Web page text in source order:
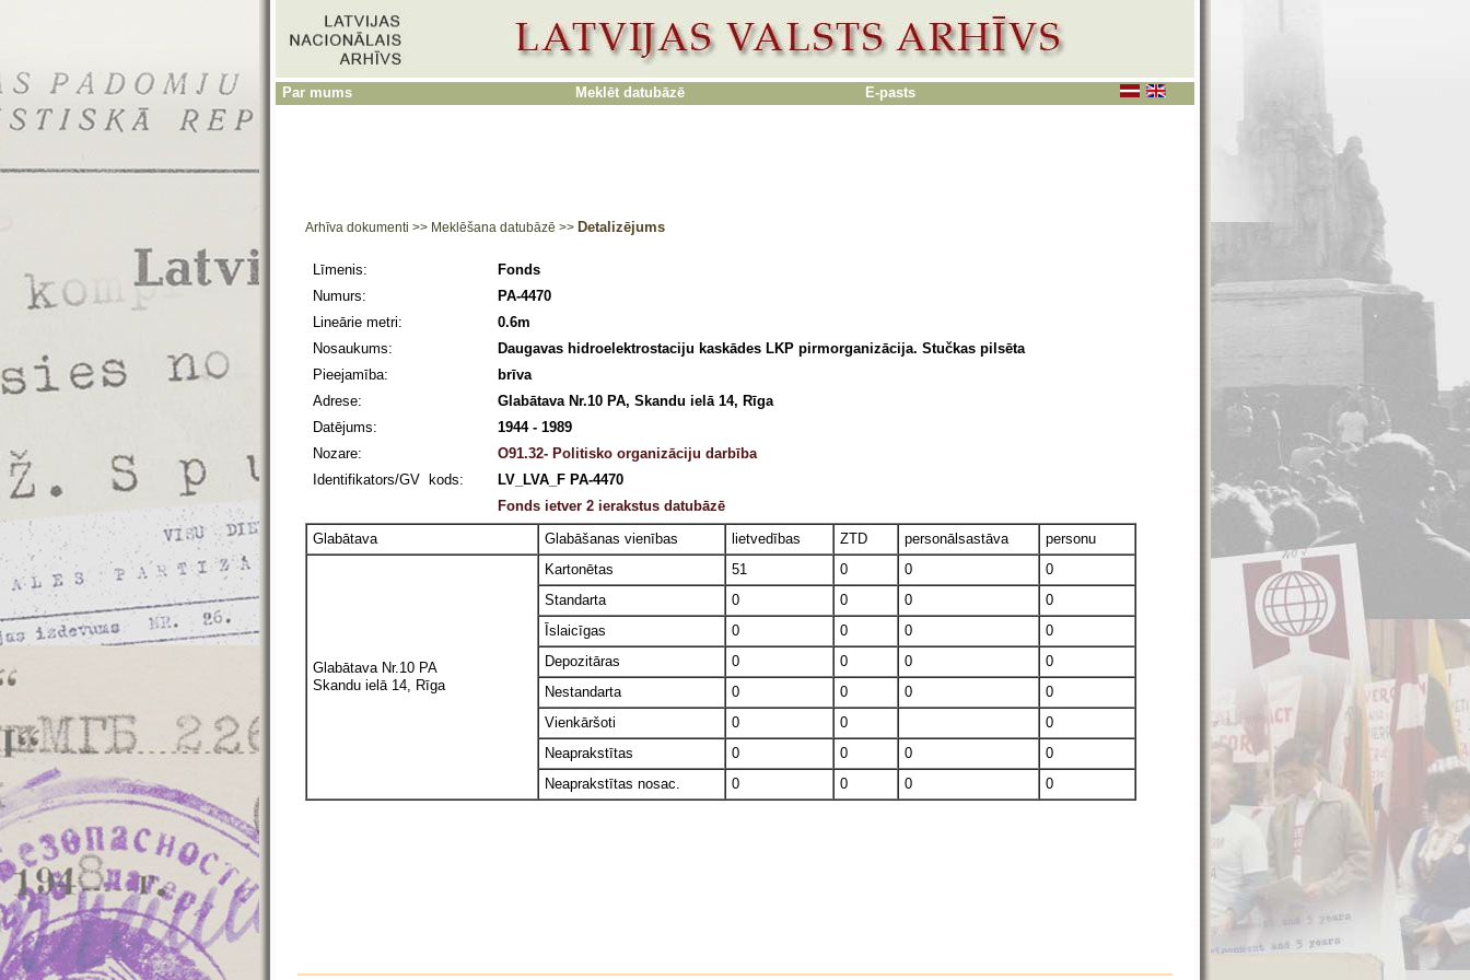
Par mums Meklēt datubāzē E-pasts
Arhīva dokumenti >> Meklēšana datubāzē >> Detalizējums
Līmenis:
Fonds
Numurs:
PA-4470
Lineārie metri:
0.6m
Nosaukums:
Daugavas hidroelektrostaciju kaskādes LKP pirmorganizācija. Stučkas pilsēta
Pieejamība:
brīva
Adrese:
Glabātava Nr.10 PA, Skandu ielā 14, Rīga
Datējums:
1944 - 1989
Nozare:
O91.32- Politisko organizāciju darbība
Identifikators/GV kods:
LV_LVA_F PA-4470
Fonds ietver 2 ierakstus datubāzē
Glabātava
Glabāšanas vienības lietvedības ZTD personālsastāva personu
Glabātava Nr.10 PA
Skandu ielā 14, Rīga
Kartonētas 51 0 0
0
Standarta
0 0 0
0
Īslaicīgas
0 0 0
0
Depozitāras
0 0 0
0
Nestandarta
0 0 0
0
Vienkāršoti
0 0
0
Neaprakstītas
0 0 0
0
Neaprakstītas nosac.
0 0 0 0